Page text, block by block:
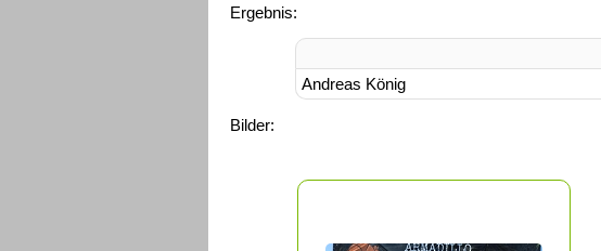
Ergebnis:
Andreas König
Bilder: